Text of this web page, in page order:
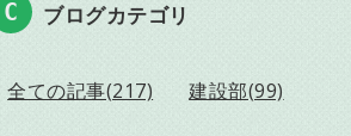
ブログカテゴリ
全ての記事(217) 建設部(99)